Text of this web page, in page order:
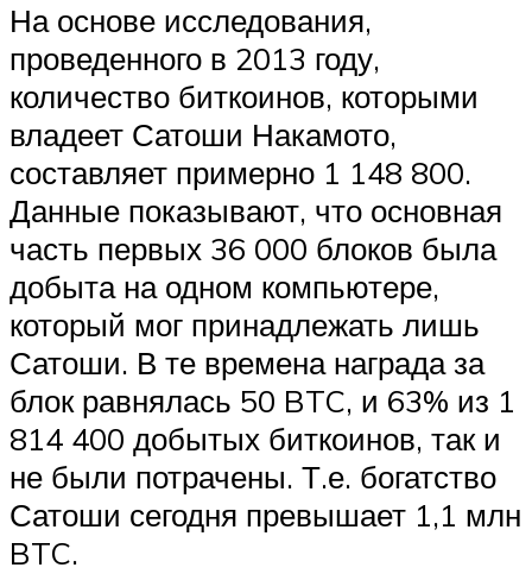
На основе исследования,
проведенного в 2013 году,
количество биткоинов, которыми
владеет Сатоши Накамото,
составляет примерно 1 148 800.
Данные показывают, что основная
часть первых 36 000 блоков была
добыта на одном компьютере,
который мог принадлежать лишь
Сатоши. В те времена награда за
блок равнялась 50 BTC, и 63% из 1
814 400 добытых биткоинов, так и
не были потрачены. Т.е. богатство
Сатоши сегодня превышает 1,1 млн
BTC.